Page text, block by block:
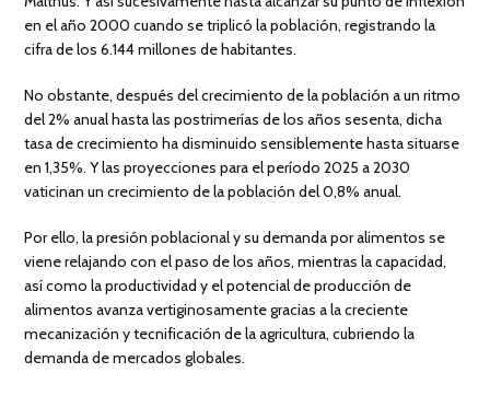
en el año 2000 cuando se triplicó la población, registrando la
cifra de los 6.144 millones de habitantes.
No obstante, después del crecimiento de la población a un ritmo
del 2% anual hasta las postrimerías de los años sesenta, dicha
tasa de crecimiento ha disminuido sensiblemente hasta situarse
en 1,35%. Y las proyecciones para el período 2025 a 2030
vaticinan un crecimiento de la población del 0,8% anual.
Por ello, la presión poblacional y su demanda por alimentos se
viene relajando con el paso de los años, mientras la capacidad,
así como la productividad y el potencial de producción de
alimentos avanza vertiginosamente gracias a la creciente
mecanización y tecnificación de la agricultura, cubriendo la
demanda de mercados globales.